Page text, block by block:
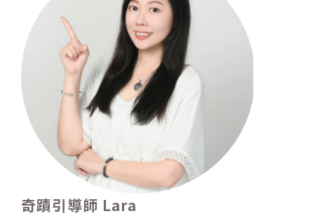
奇蹟引導師 Lara